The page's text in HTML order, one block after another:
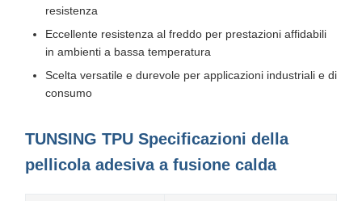
resistenza
Eccellente resistenza al freddo per prestazioni affidabili
in ambienti a bassa temperatura
Scelta versatile e durevole per applicazioni industriali e di
consumo
TUNSING TPU Specificazioni della
pellicola adesiva a fusione calda